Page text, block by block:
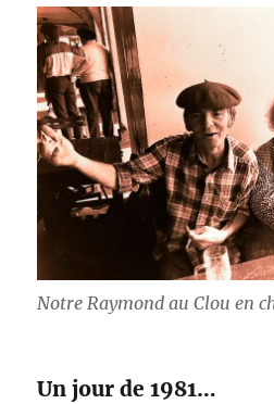
Notre Raymond au Clou en
Un jour de 1981…